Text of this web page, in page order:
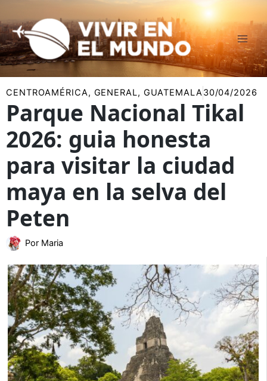
al
contenido
CENTROAMÉRICA, GENERAL, GUATEMALA30/04/2026
Parque Nacional Tikal
2026: guia honesta
para visitar la ciudad
maya en la selva del
Peten
Por Maria